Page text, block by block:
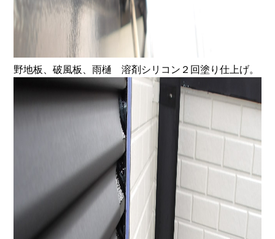
野地板、破風板、雨樋 溶剤シリコン２回塗り仕上げ。